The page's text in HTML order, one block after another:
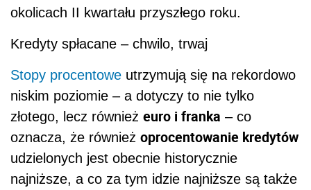
okolicach II kwartału przyszłego roku.
Kredyty spłacane – chwilo, trwaj
Stopy procentowe utrzymują się na rekordowo
niskim poziomie – a dotyczy to nie tylko
złotego, lecz również euro i franka – co
oznacza, że również oprocentowanie kredytów
udzielonych jest obecnie historycznie
najniższe, a co za tym idzie najniższe są także